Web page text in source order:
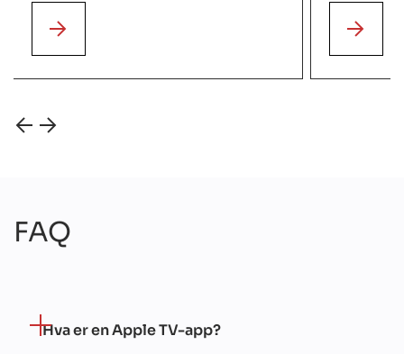
FAQ
Hva er en Apple TV-app?